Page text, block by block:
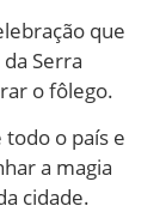
que
Serra
o fôlego.
o país e
a magia
cidade.